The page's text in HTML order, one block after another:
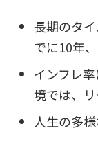
長期のタ
でに10年
インフレ
境では、
人生の多